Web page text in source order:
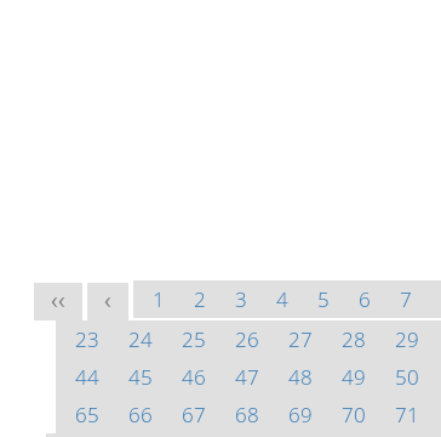
<< < 1 2 3 4 5 6 7
23
24 25 26 27 28 29
44
45 46 47 48 49 50
65
66 67 68 69 70 71